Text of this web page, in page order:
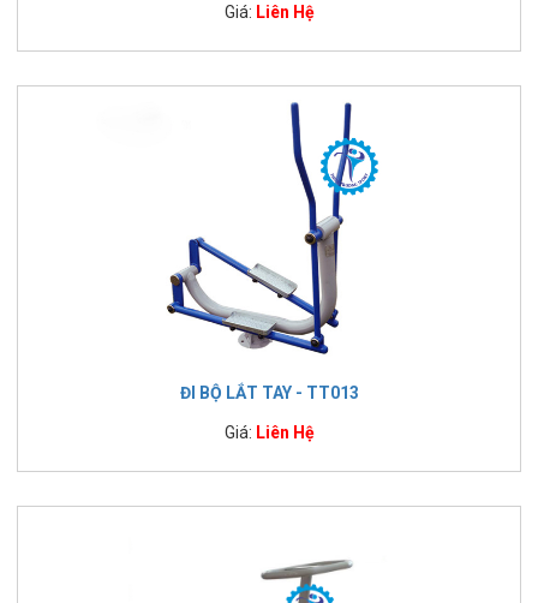
Giá: Liên Hệ
ĐI BỘ LẮT TAY - TT013
Giá: Liên Hệ